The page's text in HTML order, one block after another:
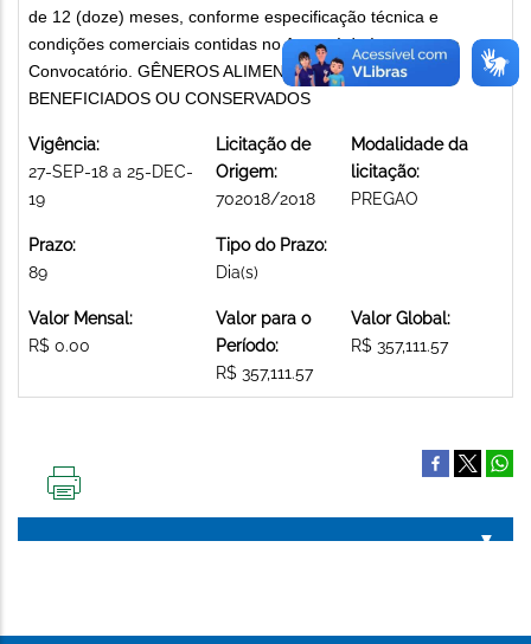
de 12 (doze) meses, conforme especificação técnica e
condições comerciais contidas no Anexo I do Instrumento
Convocatório. GÊNEROS ALIMENTÍCIOS NATURAIS,
BENEFICIADOS OU CONSERVADOS
Vigência:
27-SEP-18 a 25-DEC-
19
Licitação de
Origem:
702018/2018
Modalidade da
licitação:
PREGAO
Prazo:
89
Tipo do Prazo:
Dia(s)
Valor Mensal:
R$ 0.00
Valor para o
Período:
R$ 357,111.57
Valor Global:
R$ 357,111.57
PÁGINA